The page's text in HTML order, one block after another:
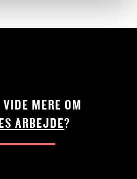
MERE OM
ARBEJDE?